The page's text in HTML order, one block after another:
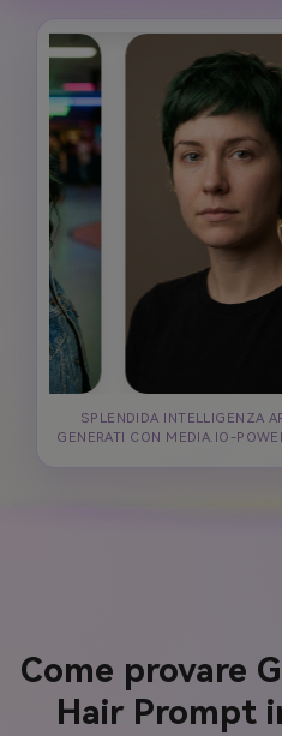
SPLENDIDA INTELLIGENZA
GENERATI CON MEDIA.IO-
Come provare
Hair Prompt